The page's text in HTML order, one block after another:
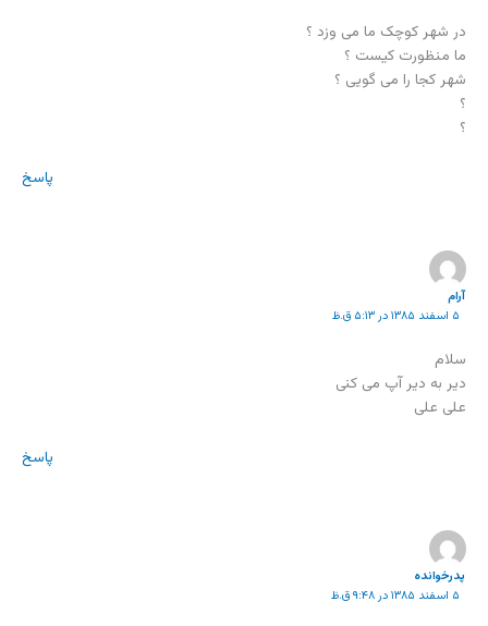
در شهر کوچک ما می وزد ؟
ما منظورت کیست ؟
شهر کجا را می گویی ؟
؟
؟
پاسخ
آرام
۵ اسفند ۱۳۸۵ در ۵:۱۳ ق.ظ
سلام
دیر به دیر آپ می کنی
علی علی
پاسخ
پدرخوانده
۵ اسفند ۱۳۸۵ در ۹:۴۸ ق.ظ